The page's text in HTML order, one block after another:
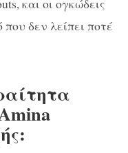
και οι ογκώδεις
δεν λείπει ποτέ